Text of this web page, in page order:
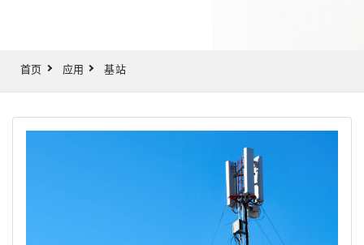
首页 应用 基站